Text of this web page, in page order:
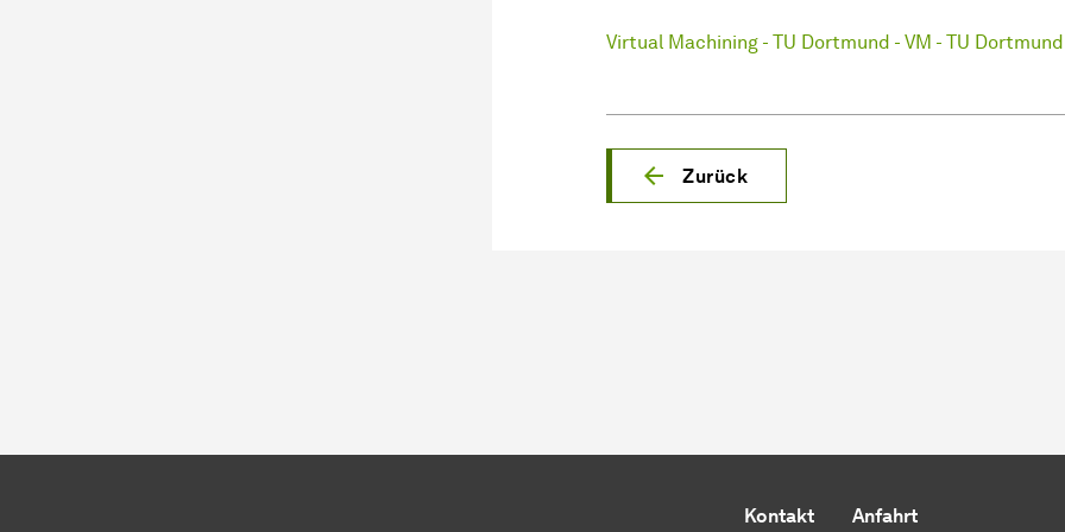
Virtual Machining - TU Dortmund - VM - TU Dortmund
Zurück
Kontakt Anfahrt